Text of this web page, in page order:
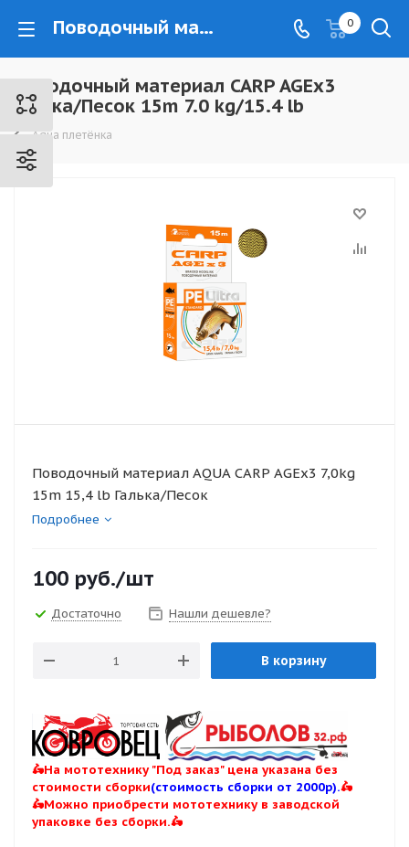
Поводочный материал CARP AGEx3 Галька/Песок 15m 7.0 kg/15.4 lb - www.kovrovec.ru 0
Поводочный материал CARP AGEx3
Галька/Песок 15m 7.0 kg/15.4 lb
Aqua плетёнка
Поводочный материал AQUA CARP AGEx3 7,0kg
15m 15,4 lb Галька/Песок
Подробнее
100 руб./шт
Достаточно Нашли дешевле?
В корзину
🛵На мототехнику "Под заказ" цена указана без
стоимости сборки(стоимость сборки от 2000р).🛵
🛵Можно приобрести мототехнику в заводской
упаковке без сборки.🛵